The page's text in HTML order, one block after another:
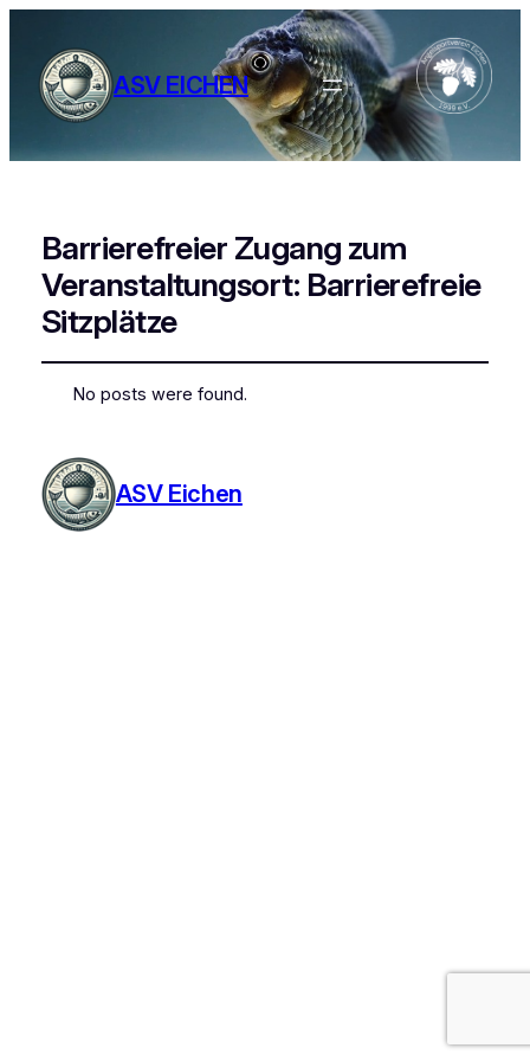
ASV EICHEN
Barrierefreier Zugang zum
Veranstaltungsort: Barrierefreie
Sitzplätze
No posts were found.
ASV Eichen